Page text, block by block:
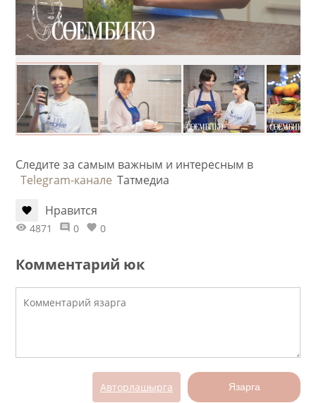
Следите за самым важным и интересным в
Telegram-канале Татмедиа
Нравится
4871 0 0
Комментарий юк
Авторлашырга Язарга